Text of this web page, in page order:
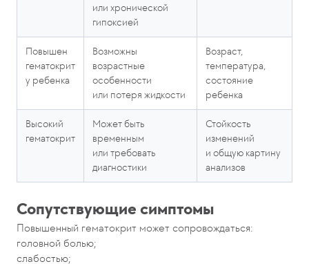
или хронической
гипоксией
Повышен
гематокрит
у ребенка
Возможны
возрастные
особенности
или потеря жидкости
Возраст,
температура,
состояние
ребенка
Высокий
гематокрит
Может быть
временным
или требовать
диагностики
Стойкость
изменений
и общую картину
анализов
Сопутствующие симптомы
Повышенный гематокрит может сопровождаться:
головной болью;
слабостью;